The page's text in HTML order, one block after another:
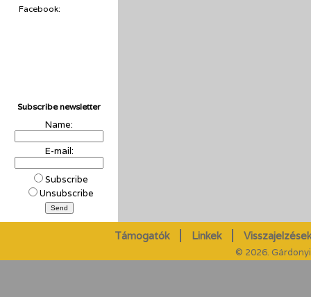
Facebook:
Subscribe newsletter
Name:
E-mail:
Subscribe
Unsubscribe
Támogatók Linkek
© 2026.